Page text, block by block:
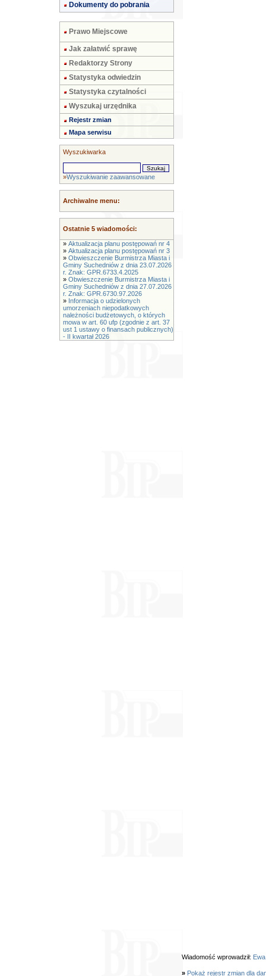
Dokumenty do pobrania
Prawo Miejscowe
Jak załatwić sprawę
Redaktorzy Strony
Statystyka odwiedzin
Statystyka czytalności
Wyszukaj urzędnika
Rejestr zmian
Mapa serwisu
Wyszukiwarka
»Wyszukiwanie zaawansowane
Archiwalne menu:
Ostatnie 5 wiadomości:
» Aktualizacja planu postępowań nr 4
» Aktualizacja planu postępowań nr 3
» Obwieszczenie Burmistrza Miasta i
Gminy Suchedniów z dnia 23.07.2026
r. Znak: GPR.6733.4.2025
» Obwieszczenie Burmistrza Miasta i
Gminy Suchedniów z dnia 27.07.2026
r. Znak: GPR.6730.97.2026
» Informacja o udzielonych
umorzeniach niepodatkowych
należności budżetowych, o których
mowa w art. 60 ufp (zgodnie z art. 37
ust 1 ustawy o finansach publicznych)
- II kwartał 2026
Wiadomość wprowadził:
» Pokaż rejestr zmian dla